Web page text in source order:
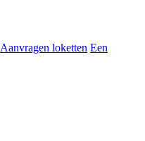
Aanvragen loketten Een